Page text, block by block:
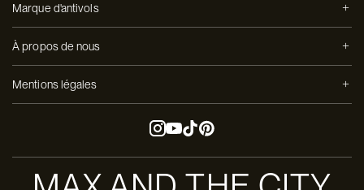
Marque d'antivols
À propos de nous
Mentions légales